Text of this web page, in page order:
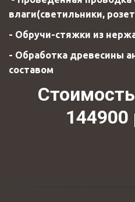
влаги(светильники,
- Обручи-стяжки из
- Обработка древесины
составом
144900